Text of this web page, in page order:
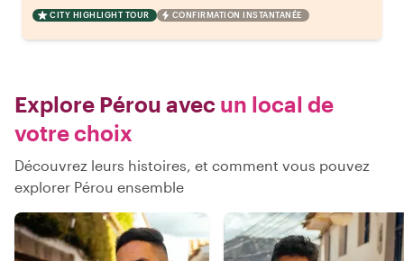
CITY HIGHLIGHT TOUR CONFIRMATION INSTANTANÉE
Explore Pérou avec un local de
votre choix
Découvrez leurs histoires, et comment vous pouvez
explorer Pérou ensemble